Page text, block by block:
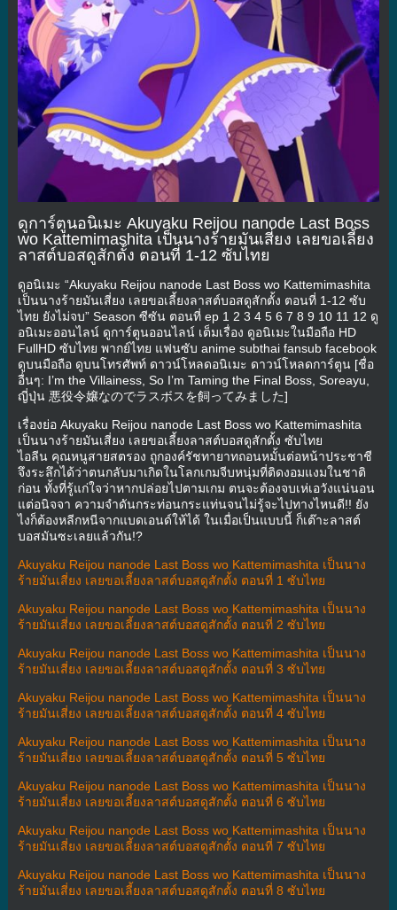
ดูการ์ตูนอนิเมะ Akuyaku Reijou nanode Last Boss
wo Kattemimashita เป็นนางร้ายมันเสี่ยง เลยขอเลี้ยง
ลาสต์บอสดูสักตั้ง ตอนที่ 1-12 ซับไทย
ดูอนิเมะ “Akuyaku Reijou nanode Last Boss wo Kattemimashita
เป็นนางร้ายมันเสี่ยง เลยขอเลี้ยงลาสต์บอสดูสักตั้ง ตอนที่ 1-12 ซับ
ไทย ยังไม่จบ” Season ซีซัน ตอนที่ ep 1 2 3 4 5 6 7 8 9 10 11 12 ดู
อนิเมะออนไลน์ ดูการ์ตูนออนไลน์ เต็มเรื่อง ดูอนิเมะในมือถือ HD
FullHD ซับไทย พากย์ไทย แฟนซับ anime subthai fansub facebook
ดูบนมือถือ ดูบนโทรศัพท์ ดาวน์โหลดอนิเมะ ดาวน์โหลดการ์ตูน [ชื่อ
อื่นๆ: I’m the Villainess, So I’m Taming the Final Boss, Soreayu,
ญี่ปุ่น 悪役令嬢なのでラスボスを飼ってみました]
เรื่องย่อ Akuyaku Reijou nanode Last Boss wo Kattemimashita
เป็นนางร้ายมันเสี่ยง เลยขอเลี้ยงลาสต์บอสดูสักตั้ง ซับไทย
ไอลีน คุณหนูสายสตรอง ถูกองค์รัชทายาทถอนหมั้นต่อหน้าประชาชี
จึงระลึกได้ว่าตนกลับมาเกิดในโลกเกมจีบหนุ่มที่ติดงอมแงมในชาติ
ก่อน ทั้งที่รู้แก่ใจว่าหากปล่อยไปตามเกม ตนจะต้องจบเห่เอวังแน่นอน
แต่อนิจจา ความจำดันกระท่อนกระแท่นจนไม่รู้จะไปทางไหนดี!! ยัง
ไงก็ต้องหลีกหนีจากแบดเอนด์ให้ได้ ในเมื่อเป็นแบบนี้ ก็เต๊าะลาสต์
บอสมันซะเลยแล้วกัน!?
Akuyaku Reijou nanode Last Boss wo Kattemimashita เป็นนาง
ร้ายมันเสี่ยง เลยขอเลี้ยงลาสต์บอสดูสักตั้ง ตอนที่ 1 ซับไทย
Akuyaku Reijou nanode Last Boss wo Kattemimashita เป็นนาง
ร้ายมันเสี่ยง เลยขอเลี้ยงลาสต์บอสดูสักตั้ง ตอนที่ 2 ซับไทย
Akuyaku Reijou nanode Last Boss wo Kattemimashita เป็นนาง
ร้ายมันเสี่ยง เลยขอเลี้ยงลาสต์บอสดูสักตั้ง ตอนที่ 3 ซับไทย
Akuyaku Reijou nanode Last Boss wo Kattemimashita เป็นนาง
ร้ายมันเสี่ยง เลยขอเลี้ยงลาสต์บอสดูสักตั้ง ตอนที่ 4 ซับไทย
Akuyaku Reijou nanode Last Boss wo Kattemimashita เป็นนาง
ร้ายมันเสี่ยง เลยขอเลี้ยงลาสต์บอสดูสักตั้ง ตอนที่ 5 ซับไทย
Akuyaku Reijou nanode Last Boss wo Kattemimashita เป็นนาง
ร้ายมันเสี่ยง เลยขอเลี้ยงลาสต์บอสดูสักตั้ง ตอนที่ 6 ซับไทย
Akuyaku Reijou nanode Last Boss wo Kattemimashita เป็นนาง
ร้ายมันเสี่ยง เลยขอเลี้ยงลาสต์บอสดูสักตั้ง ตอนที่ 7 ซับไทย
Akuyaku Reijou nanode Last Boss wo Kattemimashita เป็นนาง
ร้ายมันเสี่ยง เลยขอเลี้ยงลาสต์บอสดูสักตั้ง ตอนที่ 8 ซับไทย